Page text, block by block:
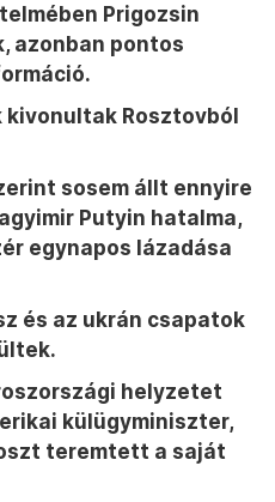
Prigozsin
azonban pontos
kivonultak Rosztovból
sosem állt ennyire
Putyin hatalma,
egynapos lázadása
és az ukrán csapatok
helyzetet
külügyminiszter,
teremtett a saját